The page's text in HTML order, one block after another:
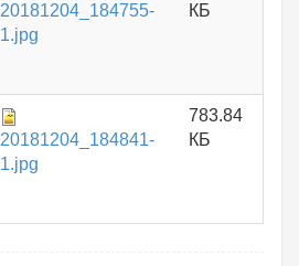
20181204_184755-
1.jpg
КБ
20181204_184841-
1.jpg
783.84
КБ